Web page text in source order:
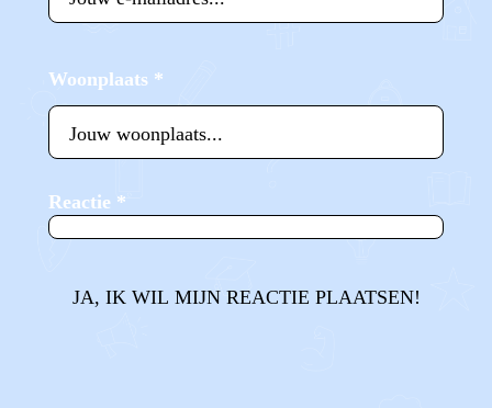
Woonplaats *
Reactie *
JA, IK WIL MIJN REACTIE PLAATSEN!